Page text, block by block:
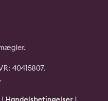
40415807.
| Handelsbetingelser |